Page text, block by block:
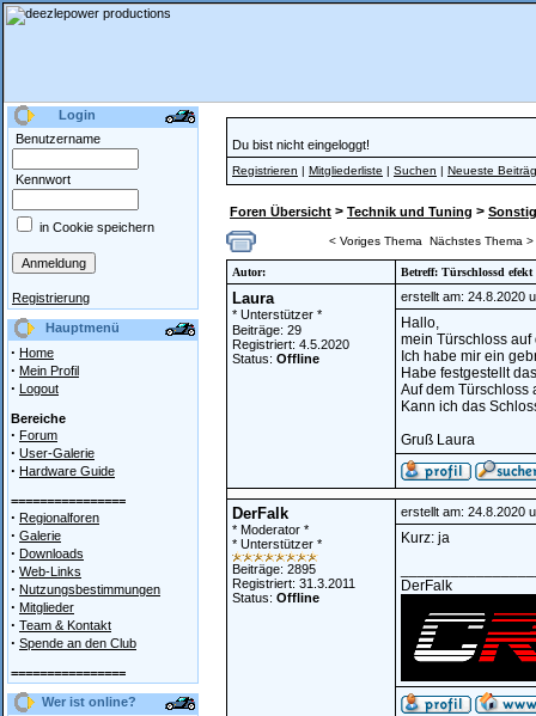
Login
Benutzername
Kennwort
in Cookie speichern
Registrierung
Hauptmenü
· Home
· Mein Profil
· Logout
Bereiche
· Forum
· User-Galerie
· Hardware Guide
================
· Regionalforen
· Galerie
· Downloads
· Web-Links
· Nutzungsbestimmungen
· Mitglieder
· Team & Kontakt
· Spende an den Club
================
Wer ist online?
Du bist nicht eingeloggt!
Registrieren | Mitgliederliste | Suchen | Neueste
Foren Übersicht > Technik und Tuning >
< Voriges Thema Nächstes Thema >
Autor: Betreff: Türschlossd efekt
Laura
* Unterstützer *
Beiträge: 29
Registriert: 4.5.2020
Status: Offline
erstellt am: 24.8.2020
Hallo,
mein Türschloss
Ich habe mir ein
Habe festgestellt
Auf dem Türschloss
Kann ich das
Gruß Laura
DerFalk
* Moderator *
* Unterstützer *
Beiträge: 2895
Registriert: 31.3.2011
Status: Offline
erstellt am: 24.8.2020
Kurz: ja
DerFalk